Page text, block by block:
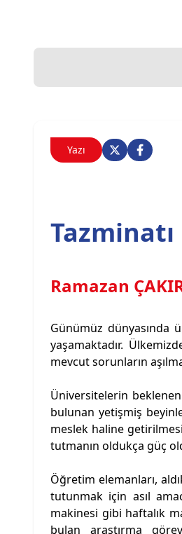
Yazı
Ramazan
Günümüz dünyasında
yaşamaktadır.
mevcut sorunların
Üniversitelerin
bulunan yetişmiş
meslek haline
tutmanın oldukça güç
Öğretim elemanları,
tutunmak için asıl
makinesi gibi haftalık
bulan araştırma